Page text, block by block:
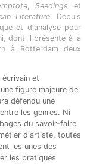
,Seedings et
Literature. Depuis
et d'analyse pour
dont il présente à la
à Rotterdam deux
écrivain et
figure majeure de
défendu une
les genres. Ni
du savoir-faire
d'artiste, toutes
les unes des
les pratiques